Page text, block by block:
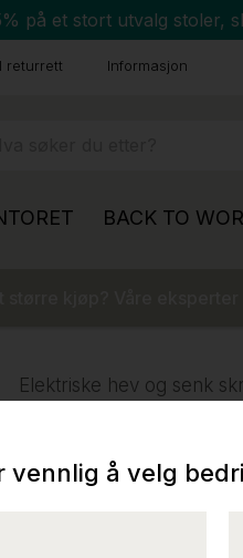
på et stort utvalg stoler,
returrett Informasjon
BACK TO
Elektriske hev og senk
vennlig å velg